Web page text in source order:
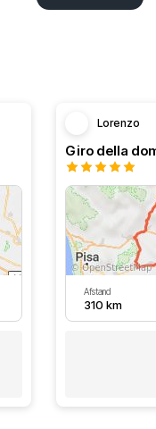
Lorenzo
Afstand
310 km